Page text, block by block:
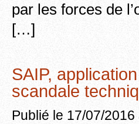
par les forces de
[…]
SAIP,
scandale
Publié le 17/07/2016